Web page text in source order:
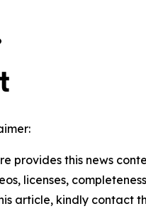
provides this news
licenses,
article, kindly contact